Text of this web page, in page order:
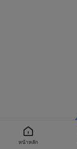
หน้าหลัก